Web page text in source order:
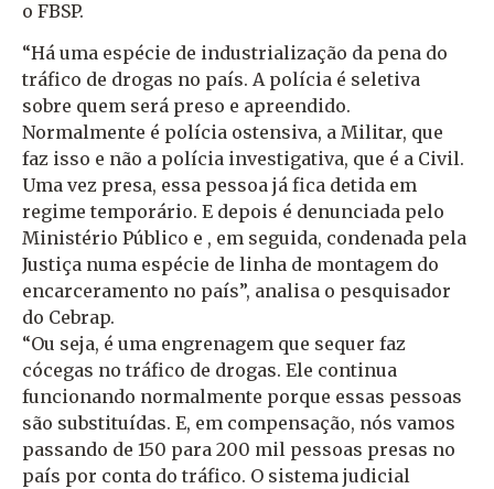
o FBSP.
“Há uma espécie de industrialização da pena do
tráfico de drogas no país. A polícia é seletiva
sobre quem será preso e apreendido.
Normalmente é polícia ostensiva, a Militar, que
faz isso e não a polícia investigativa, que é a Civil.
Uma vez presa, essa pessoa já fica detida em
regime temporário. E depois é denunciada pelo
Ministério Público e , em seguida, condenada pela
Justiça numa espécie de linha de montagem do
encarceramento no país”, analisa o pesquisador
do Cebrap.
“Ou seja, é uma engrenagem que sequer faz
cócegas no tráfico de drogas. Ele continua
funcionando normalmente porque essas pessoas
são substituídas. E, em compensação, nós vamos
passando de 150 para 200 mil pessoas presas no
país por conta do tráfico. O sistema judicial